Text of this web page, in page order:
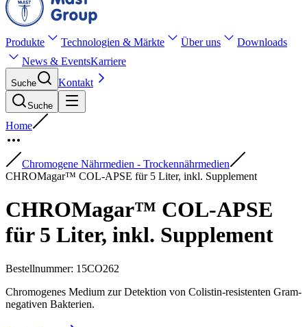
Produkte Technologien & Märkte Über uns
Downloads
News & EventsKarriere
Suche Kontakt
Suche
Home
Chromogene Nährmedien - Trockennährmedien
CHROMagar™ COL-APSE für 5 Liter, inkl. Supplement
CHROMagar™ COL-APSE
für 5 Liter, inkl. Supplement
Bestellnummer: 15CO262
Chromogenes Medium zur Detektion von Colistin-resistenten Gram-
negativen Bakterien.